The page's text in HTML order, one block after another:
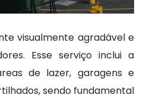
visualmente agradável e
Esse serviço inclui a
de lazer, garagens e
sendo fundamental